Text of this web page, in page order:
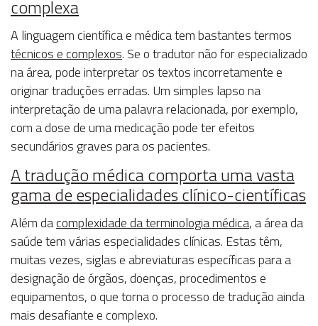
complexa
A linguagem científica e médica tem bastantes termos
técnicos e complexos. Se o tradutor não for especializado
na área, pode interpretar os textos incorretamente e
originar traduções erradas. Um simples lapso na
interpretação de uma palavra relacionada, por exemplo,
com a dose de uma medicação pode ter efeitos
secundários graves para os pacientes.
A tradução médica comporta uma vasta
gama de especialidades clínico-científicas
Além dacomplexidade da terminologia médica, a área da
saúde tem várias especialidades clínicas. Estas têm,
muitas vezes, siglas e abreviaturas específicas para a
designação de órgãos, doenças, procedimentos e
equipamentos, o que torna o processo de tradução ainda
mais desafiante e complexo.